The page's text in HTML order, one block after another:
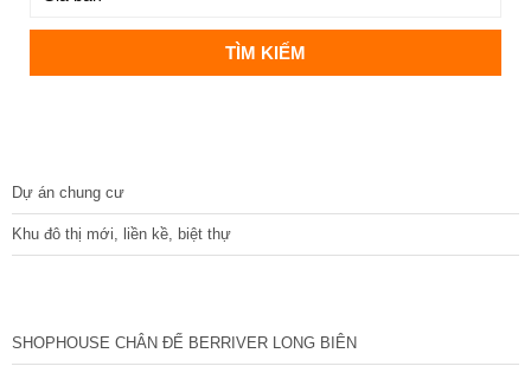
Dự án chung cư
Khu đô thị mới, liền kề, biệt thự
SHOPHOUSE CHÂN ĐẾ BERRIVER LONG BIÊN